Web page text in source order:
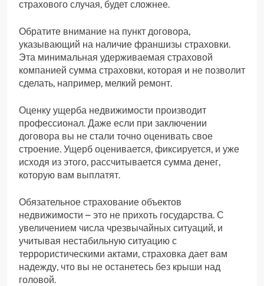
страхового случая, будет сложнее.
Обратите внимание на пункт договора,
указывающий на наличие франшизы страховки.
Эта минимальная удерживаемая страховой
компанией сумма страховки, которая и не позволит
сделать, например, мелкий ремонт.
Оценку ущерба недвижимости производит
профессионал. Даже если при заключении
договора вы не стали точно оценивать свое
строение. Ущерб оценивается, фиксируется, и уже
исходя из этого, рассчитывается сумма денег,
которую вам выплатят.
Обязательное страхование объектов
недвижимости – это не прихоть государства. С
увеличением числа чрезвычайных ситуаций, и
учитывая нестабильную ситуацию с
террористическими актами, страховка дает вам
надежду, что вы не останетесь без крыши над
головой.